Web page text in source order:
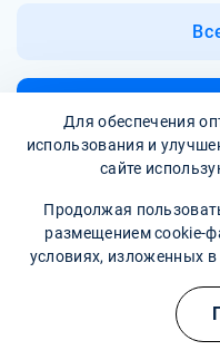
Часто
Профессиональное
В каких случаях
Для обеспечения
использования и
сайте
Продолжая
размещением cookie-
условиях, изложенных в